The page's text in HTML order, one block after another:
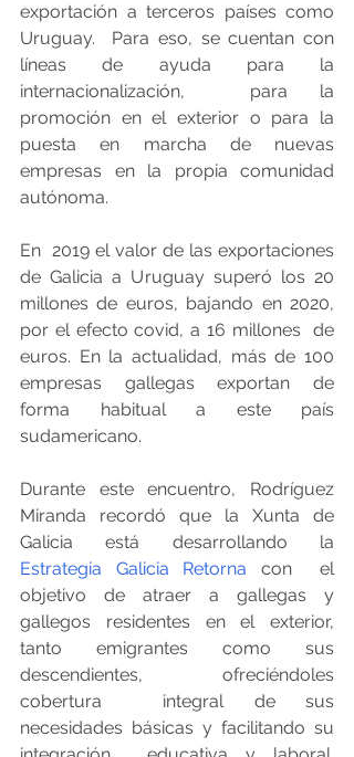
exportación a terceros países como
Uruguay.  Para eso, se cuentan con
líneas de ayuda para la
internacionalización,  para la
promoción en el exterior o para la
puesta en marcha de nuevas
empresas en la propia comunidad
autónoma.
En  2019 el valor de las exportaciones
de Galicia a Uruguay superó los 20
millones de euros, bajando en 2020,
por el efecto covid, a 16 millones  de
euros. En la actualidad, más de 100
empresas gallegas exportan de
forma habitual a este país
sudamericano.
Durante este encuentro, Rodríguez
Miranda recordó que la Xunta de
Estrategia Galicia Retorna con  el
objetivo de atraer a gallegas y
gallegos residentes en el exterior,
tanto emigrantes como sus
descendientes, ofreciéndoles
cobertura  integral de sus
necesidades básicas y facilitando su